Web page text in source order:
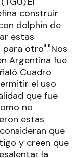
construir
dolphin de
estas
otro"."Nos
Argentina fue
Cuadro
el uso
que fue
no
estas
que
y creen que
la